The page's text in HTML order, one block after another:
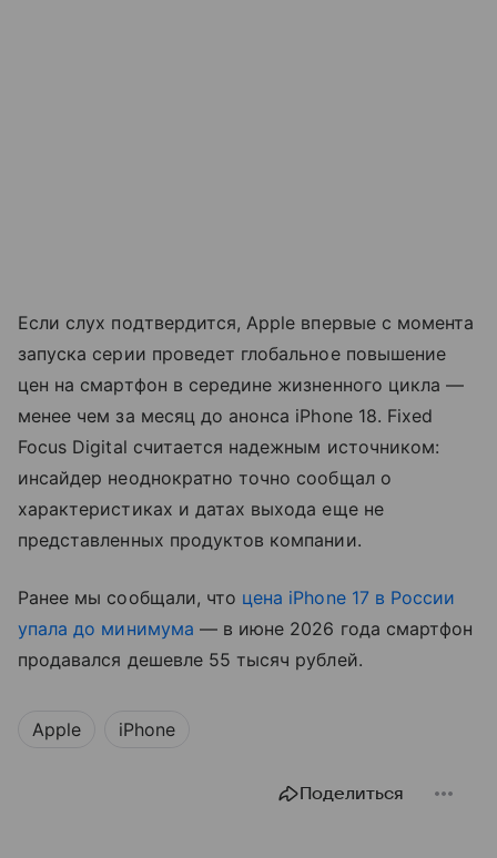
Если слух подтвердится, Apple впервые с момента
запуска серии проведет глобальное повышение
цен на смартфон в середине жизненного цикла —
менее чем за месяц до анонса iPhone 18. Fixed
Focus Digital считается надежным источником:
инсайдер неоднократно точно сообщал о
характеристиках и датах выхода еще не
представленных продуктов компании.
Ранее мы сообщали, что цена iPhone 17 в России
упала до минимума — в июне 2026 года смартфон
продавался дешевле 55 тысяч рублей.
Apple iPhone
Поделиться